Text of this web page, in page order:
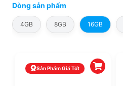
Dòng sản phẩm
4GB 8GB 16GB
Sản Phẩm Giá Tốt